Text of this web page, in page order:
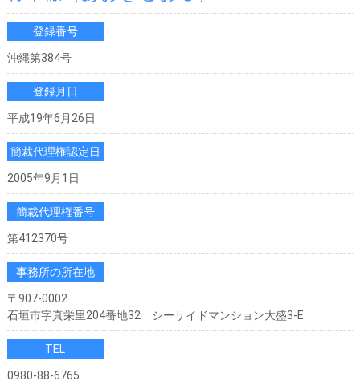
登録番号
沖縄第384号
登録月日
平成19年6月26日
簡裁代理権認定日
2005年9月1日
簡裁代理権番号
第412370号
事務所の所在地
〒907-0002
石垣市字真栄里204番地32 シーサイドマンション大盛3-E
TEL
0980-88-6765